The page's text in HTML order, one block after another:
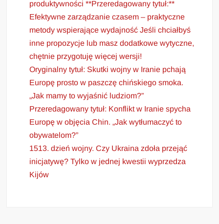
produktywności **Przeredagowany tytuł:**
Efektywne zarządzanie czasem – praktyczne
metody wspierające wydajność Jeśli chciałbyś
inne propozycje lub masz dodatkowe wytyczne,
chętnie przygotuję więcej wersji!
Oryginalny tytuł: Skutki wojny w Iranie pchają
Europę prosto w paszczę chińskiego smoka.
„Jak mamy to wyjaśnić ludziom?”
Przeredagowany tytuł: Konflikt w Iranie spycha
Europę w objęcia Chin. „Jak wytłumaczyć to
obywatelom?”
1513. dzień wojny. Czy Ukraina zdoła przejąć
inicjatywę? Tylko w jednej kwestii wyprzedza
Kijów